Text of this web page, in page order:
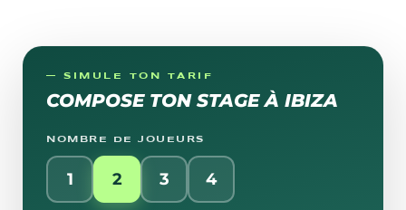
— SIMULE TON TARIF
COMPOSE TON STAGE À IBIZA
NOMBRE DE JOUEURS
1 2 3 4